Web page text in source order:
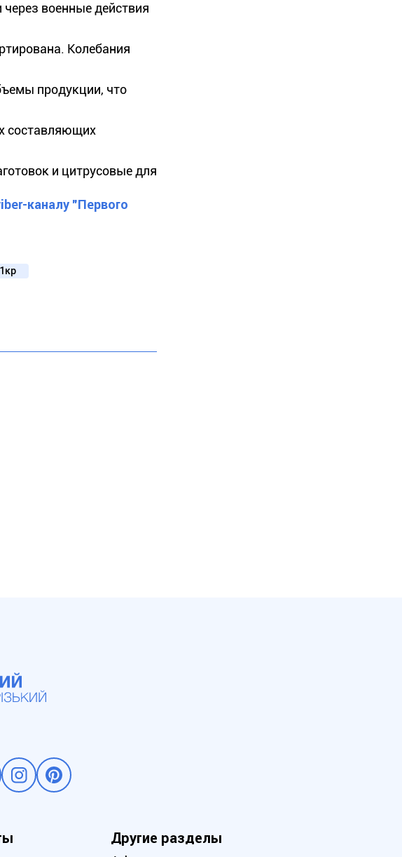
военные действия
Колебания
продукции, что
составляющих
и цитрусовые для
каналу "Первого
1кр
Другие разделы